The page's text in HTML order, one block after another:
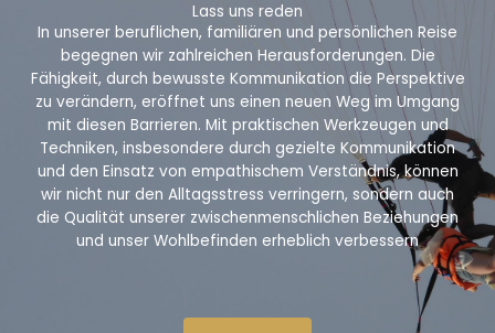
Lass uns reden
In unserer beruflichen, familiären und persönlichen Reise
begegnen wir zahlreichen Herausforderungen. Die
Fähigkeit, durch bewusste Kommunikation die Perspektive
zu verändern, eröffnet uns einen neuen Weg im Umgang
mit diesen Barrieren. Mit praktischen Werkzeugen und
Techniken, insbesondere durch gezielte Kommunikation
und den Einsatz von empathischem Verständnis, können
wir nicht nur den Alltagsstress verringern, sondern auch
die Qualität unserer zwischenmenschlichen Beziehungen
und unser Wohlbefinden erheblich verbessern